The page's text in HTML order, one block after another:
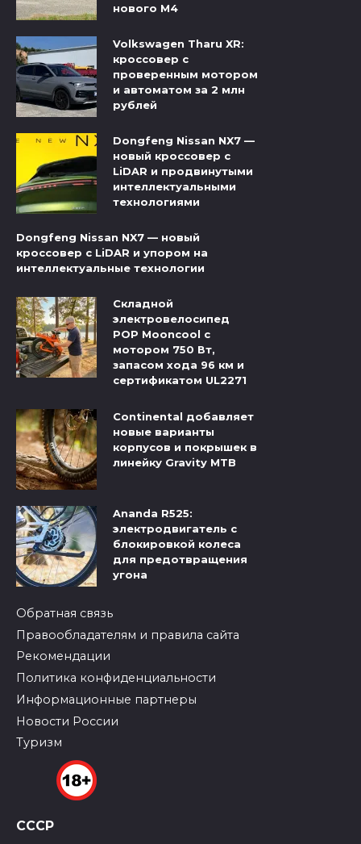
нового M4
Volkswagen Tharu XR:
кроссовер с
проверенным мотором
и автоматом за 2 млн
рублей
Dongfeng Nissan NX7 —
новый кроссовер с
LiDAR и продвинутыми
интеллектуальными
технологиями
Dongfeng Nissan NX7 — новый
кроссовер с LiDAR и упором на
интеллектуальные технологии
Складной
электровелосипед
POP Mooncool с
мотором 750 Вт,
запасом хода 96 км и
сертификатом UL2271
Continental добавляет
новые варианты
корпусов и покрышек в
линейку Gravity MTB
Ananda R525:
электродвигатель с
блокировкой колеса
для предотвращения
угона
Обратная связь
Правообладателям и правила сайта
Рекомендации
Политика конфиденциальности
Информационные партнеры
Новости России
Туризм
СССР